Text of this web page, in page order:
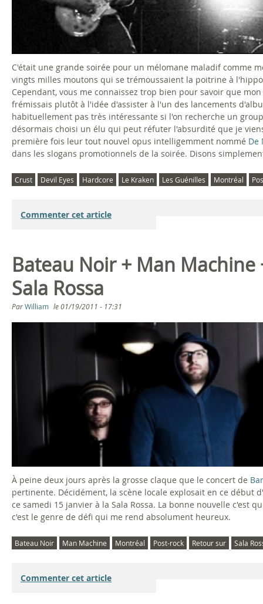
C'était une grande soirée pour un mélomane maladif comme
vingts milles moutons qui se trémoussaient la poitrine à
Cependant, vous me connaissez trop bien pour savoir que
frémissais plutôt à l'idée d'assister à l'un des lancements
habituellement pas très intéressante si l'on recherche un
désormais choisi un élu qui peut réfuter l'absurdité que je
première fois leur tout nouvel opus intelligemment nommé De
dans les slogans promotionnels de la soirée. Disons
Crust Devil Eyes Hardcore Le Kraken Les Guénilles Montréal
Commenter cet article
Bateau Noir + Man Machine
Sala Rossa
ParWilliam le01/19/2011 - 17:31
À peine deux jours après la grosse claque que le concert de
pertinente. Décidément, la scène locale explosait en ce début
ce samedi 15 janvier à la Sala Rossa. La bonne nouvelle c'est
c'est le genre de défi qui me rend absolument heureux.
Bateau Noir Man Machine Montréal Post-rock Retour sur Sala
Commenter cet article